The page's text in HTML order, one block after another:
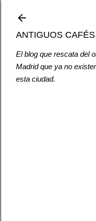
ANTIGUOS
El blog que rescata del
Madrid que ya no
esta ciudad.